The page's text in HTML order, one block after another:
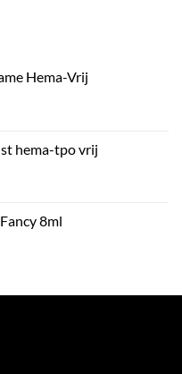
Hema-Vrij
hema-tpo vrij
8ml